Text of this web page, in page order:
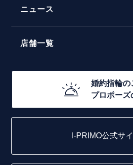
ラインメレ
モード
エレガント
30万円台～
20万円台～
10万円台～
ニュース
店舗一覧
函館店
取扱店)エヴァンスブライダル
婚約指輪の
プロポーズ
I-PRIMO公式サ